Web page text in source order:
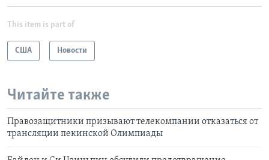
This item is part of
США Новости
Читайте также
Правозащитники призывают телекомпании отказаться от
трансляции пекинской Олимпиады